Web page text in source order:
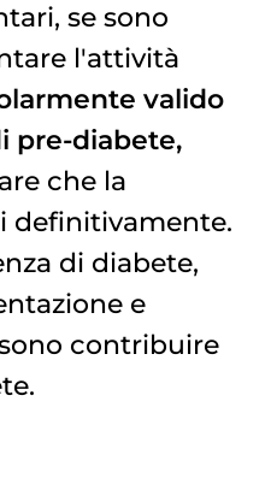
se sono
l'attività
valido
pre-diabete,
che la
definitivamente.
di diabete,
e
contribuire